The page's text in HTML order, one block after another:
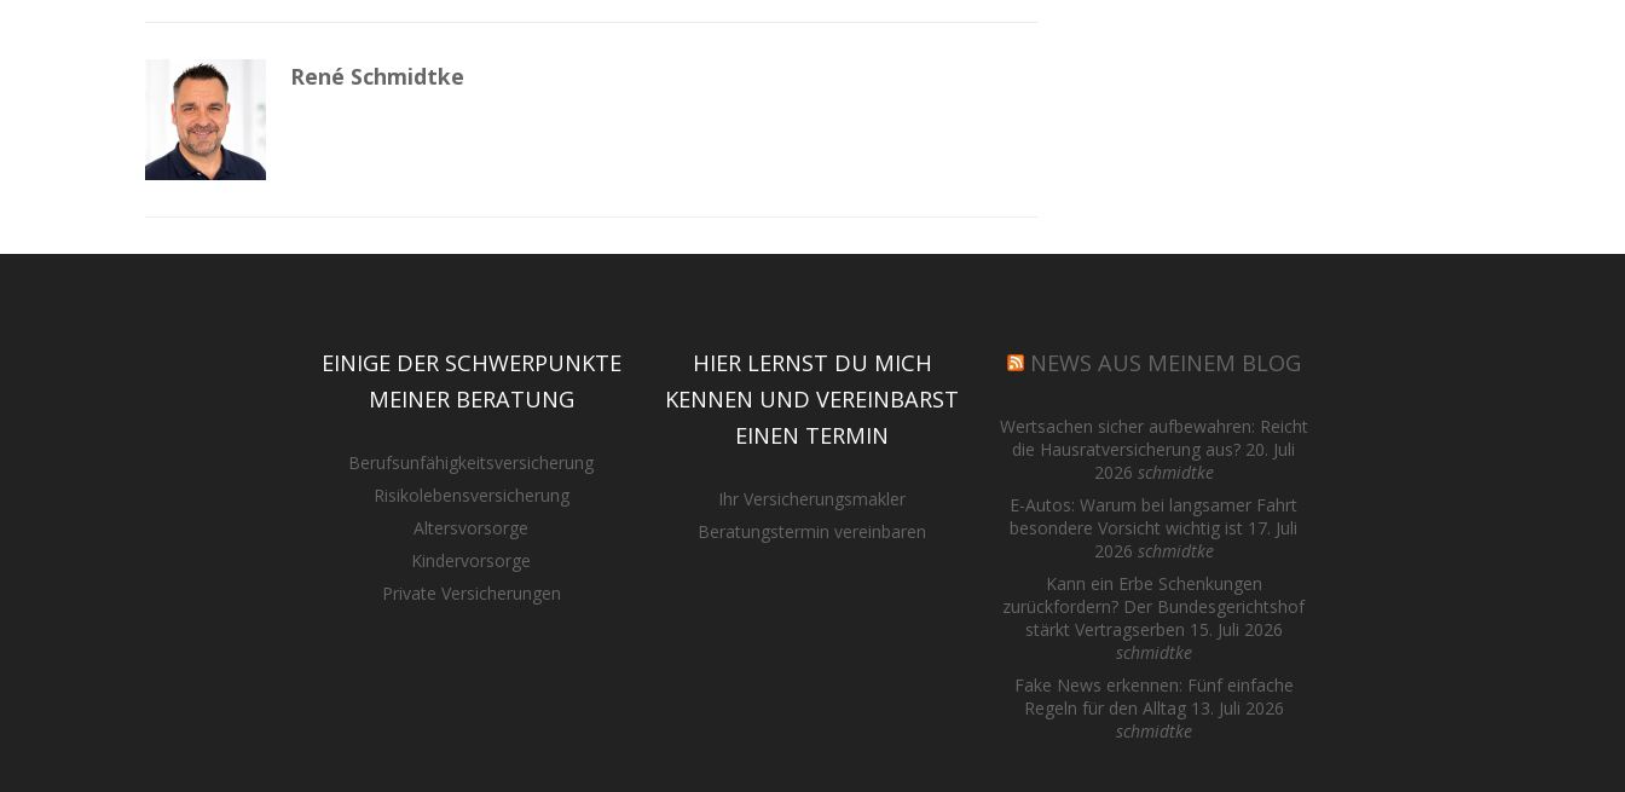
René Schmidtke
EINIGE DER SCHWERPUNKTE
MEINER BERATUNG
Berufsunfähigkeitsversicherung
Risikolebensversicherung
Altersvorsorge
Kindervorsorge
Private Versicherungen
HIER LERNST DU MICH
KENNEN UND VEREINBARST
EINEN TERMIN
Ihr Versicherungsmakler
Beratungstermin vereinbaren
NEWS AUS MEINEM BLOG
Wertsachen sicher aufbewahren: Reicht
die Hausratversicherung aus? 20. Juli
2026 schmidtke
E-Autos: Warum bei langsamer Fahrt
besondere Vorsicht wichtig ist 17. Juli
2026 schmidtke
Kann ein Erbe Schenkungen
zurückfordern? Der Bundesgerichtshof
stärkt Vertragserben 15. Juli 2026
schmidtke
Fake News erkennen: Fünf einfache
Regeln für den Alltag 13. Juli 2026
schmidtke